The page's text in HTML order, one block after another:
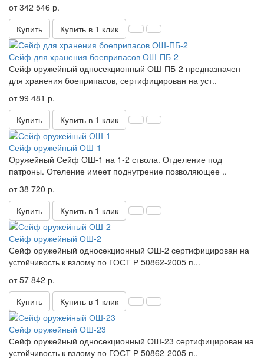
от 342 546 р.
Купить
Купить в 1 клик
Сейф для хранения боеприпасов ОШ-ПБ-2
Сейф оружейный односекционный ОШ-ПБ-2 предназначен
для хранения боеприпасов, сертифицирован на уст..
от 99 481 р.
Купить
Купить в 1 клик
Сейф оружейный ОШ-1
Оружейный Сейф ОШ-1 на 1-2 ствола. Отделение под
патроны. Отеление имеет поднутрение позволяющее ..
от 38 720 р.
Купить
Купить в 1 клик
Сейф оружейный ОШ-2
Сейф оружейный односекционный ОШ-2 сертифицирован на
устойчивость к взлому по ГОСТ Р 50862-2005 п...
от 57 842 р.
Купить
Купить в 1 клик
Сейф оружейный ОШ-23
Сейф оружейный односекционный ОШ-23 сертифицирован на
устойчивость к взлому по ГОСТ Р 50862-2005 п..